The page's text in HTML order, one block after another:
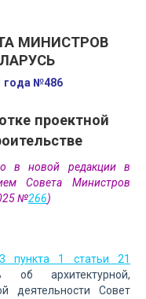
МИНИСТРОВ
года №486
проектной
в новой редакции в
Совета Министров
№266)
пункта 1 статьи 21
об архитектурной,
деятельности Совет